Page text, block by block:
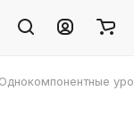
Однокомпонентные